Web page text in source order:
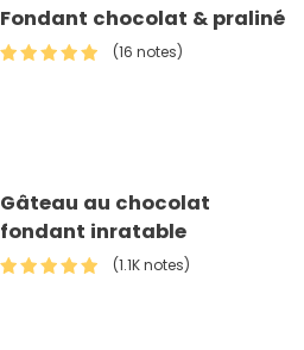
Fondant chocolat & praliné
(16 notes)
Gâteau au chocolat
fondant inratable
(1.1K notes)